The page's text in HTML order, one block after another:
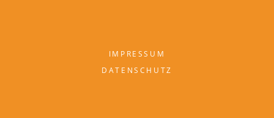
IMPRESSUM
DATENSCHUTZ